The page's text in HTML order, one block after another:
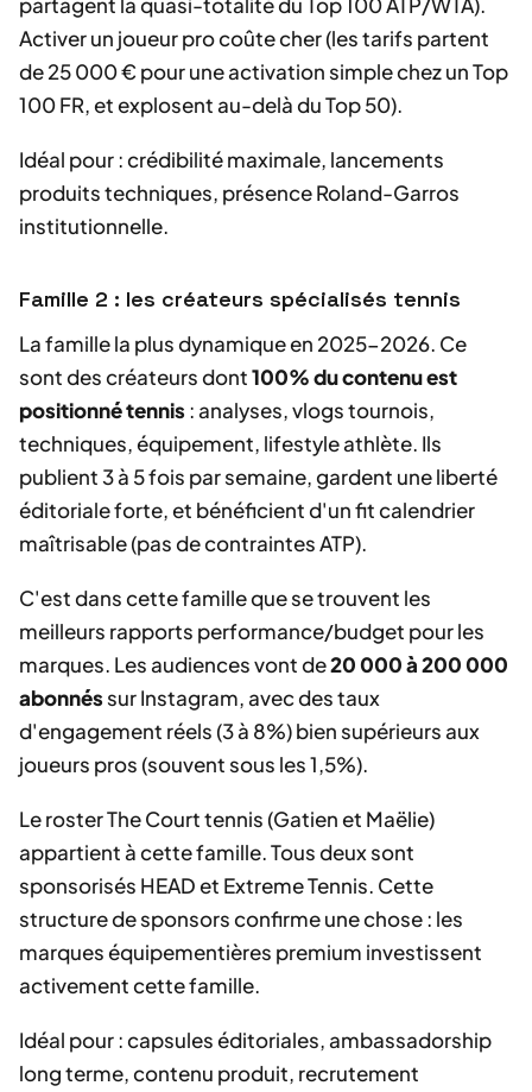
Activer un joueur pro coûte cher (les tarifs partent
de 25 000 € pour une activation simple chez un Top
100 FR, et explosent au-delà du Top 50).
Idéal pour : crédibilité maximale, lancements
produits techniques, présence Roland-Garros
institutionnelle.
Famille 2 : les créateurs spécialisés tennis
La famille la plus dynamique en 2025-2026. Ce
sont des créateurs dont100% du contenu est
positionné tennis: analyses, vlogs tournois,
techniques, équipement, lifestyle athlète. Ils
publient 3 à 5 fois par semaine, gardent une liberté
éditoriale forte, et bénéficient d'un fit calendrier
maîtrisable (pas de contraintes ATP).
C'est dans cette famille que se trouvent les
meilleurs rapports performance/budget pour les
marques. Les audiences vont de20 000 à 200 000
abonnéssur Instagram, avec des taux
d'engagement réels (3 à 8%) bien supérieurs aux
joueurs pros (souvent sous les 1,5%).
Le roster The Court tennis (Gatien et Maëlie)
appartient à cette famille. Tous deux sont
sponsorisés HEAD et Extreme Tennis. Cette
structure de sponsors confirme une chose : les
marques équipementières premium investissent
activement cette famille.
Idéal pour : capsules éditoriales, ambassadorship
long terme, contenu produit, recrutement